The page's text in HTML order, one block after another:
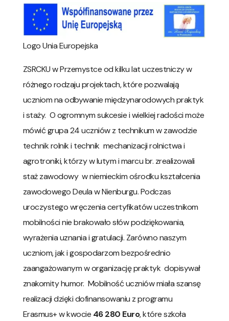
Logo Unia Europejska
ZSRCKU w Przemystce od kilku lat uczestniczy w
różnego rodzaju projektach, które pozwalają
uczniom na odbywanie międzynarodowych praktyk
i staży. O ogromnym sukcesie i wielkiej radości może
mówić grupa 24 uczniów z technikum w zawodzie
technik rolnik i technik mechanizacji rolnictwa i
agrotroniki, którzy w lutym i marcu br. zrealizowali
staż zawodowy w niemieckim ośrodku kształcenia
zawodowego Deula w Nienburgu. Podczas
uroczystego wręczenia certyfikatów uczestnikom
mobilności nie brakowało słów podziękowania,
wyrażenia uznania i gratulacji. Zarówno naszym
uczniom, jak i gospodarzom bezpośrednio
zaangażowanym w organizację praktyk dopisywał
znakomity humor. Mobilność uczniów miała szansę
realizacji dzięki dofinansowaniu z programu
Erasmus+ w kwocie 46 280 Euro, które szkoła